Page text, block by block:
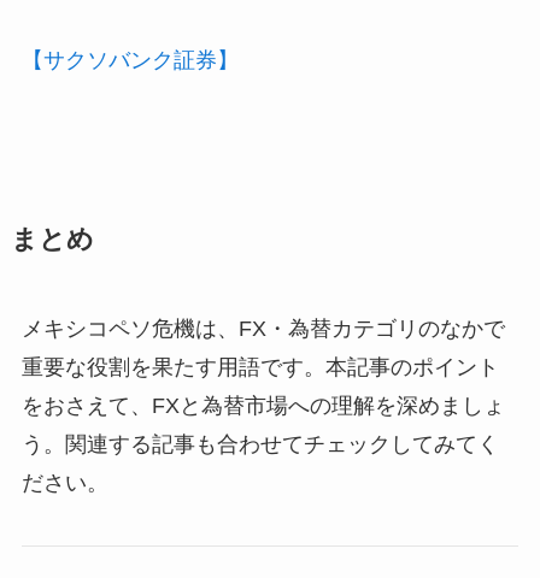
【サクソバンク証券】
まとめ
メキシコペソ危機は、FX・為替カテゴリのなかで
重要な役割を果たす用語です。本記事のポイント
をおさえて、FXと為替市場への理解を深めましょ
う。関連する記事も合わせてチェックしてみてく
ださい。